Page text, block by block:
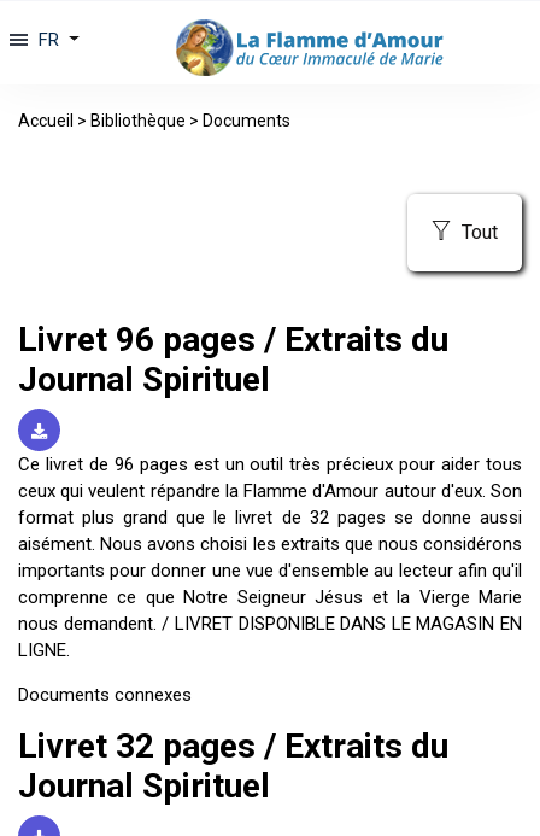
FR
Accueil > Bibliothèque > Documents
Tout
Livret 96 pages / Extraits du
Journal Spirituel
Ce livret de 96 pages est un outil très précieux pour aider tous
ceux qui veulent répandre la Flamme d'Amour autour d'eux. Son
format plus grand que le livret de 32 pages se donne aussi
aisément. Nous avons choisi les extraits que nous considérons
importants pour donner une vue d'ensemble au lecteur afin qu'il
comprenne ce que Notre Seigneur Jésus et la Vierge Marie
nous demandent. / LIVRET DISPONIBLE DANS LE MAGASIN EN
LIGNE.
Documents connexes
Livret 32 pages / Extraits du
Journal Spirituel